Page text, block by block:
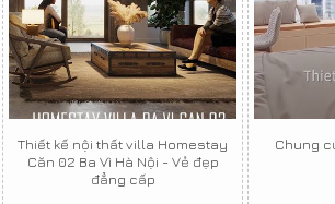
Thiết kế nội thất villa Homestay
Căn 02 Ba Vì Hà Nội - Vẻ đẹp
đẳng cấp
Chung